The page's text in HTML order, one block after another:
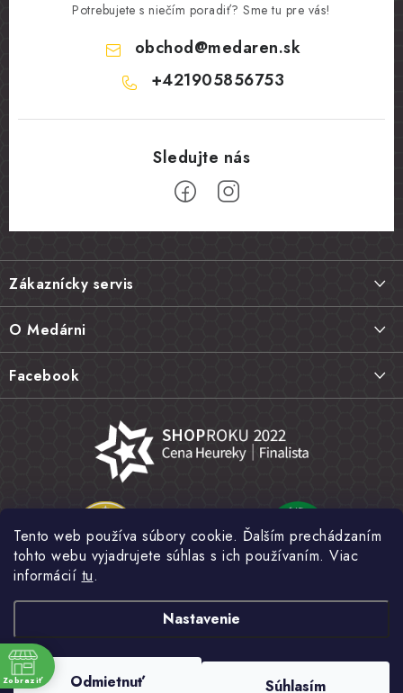
Tento web používa súbory cookie. Ďalším prechádzaním
tohto webu vyjadrujete súhlas s ich používaním. Viac
informácií tu.
Nastavenie
Odmietnuť Súhlasím
Potrebujete s niečím poradiť? Sme tu pre vás!
obchod@medaren.sk
+421905856753
Z
á
p
ä
e
Zákaznícky servis
Vrátenie tovaru, výmena a reklamácie
Najčastejšie otázky FAQ
Hodnotenie obchodu
Obchodné podmienky
Ochrana osobných údajov
O Medárni
Náš príbeh
Kamenná predajňa
Fotogaléria
Novinky
Facebook
Copyright 2026 . Všetky práva vyhradené.Upraviť nastavenie
Zobraziť